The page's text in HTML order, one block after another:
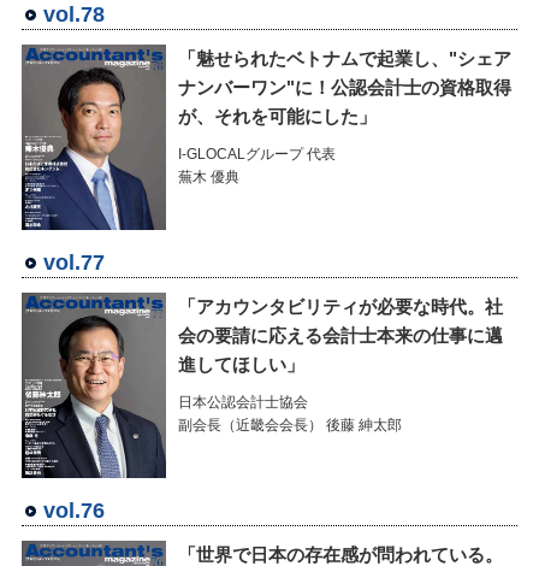
vol.78
「魅せられたベトナムで起業し、"シェア
ナンバーワン"に！公認会計士の資格取得
が、それを可能にした」
I-GLOCALグループ 代表
蕪木 優典
vol.77
「アカウンタビリティが必要な時代。社
会の要請に応える会計士本来の仕事に邁
進してほしい」
日本公認会計士協会
副会長（近畿会会長） 後藤 紳太郎
vol.76
「世界で日本の存在感が問われている。